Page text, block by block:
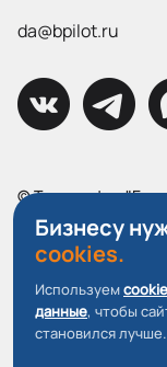
da@bpilot.ru
© Типография
Все права защищены.
Политика
Пользовательское
О файлах Cookie
Бизнесу
cookies.
Используем
данные, чтобы
становился лучше.